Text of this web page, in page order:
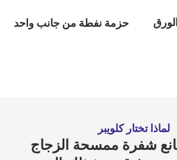
حزمة نفطة من جانب واحد
لماذا تختار كلويبر
شفرة ممسحة الزجاج